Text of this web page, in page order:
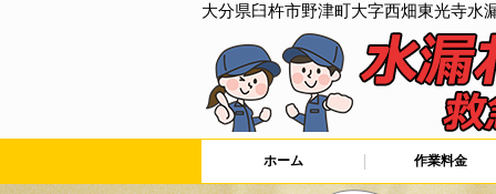
大分県臼杵市野津町大字西畑東光寺水
ホーム 作業料金